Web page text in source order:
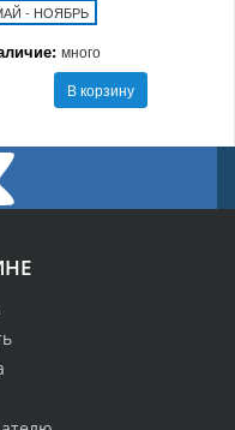
- НОЯБРЬ
много
В корзину